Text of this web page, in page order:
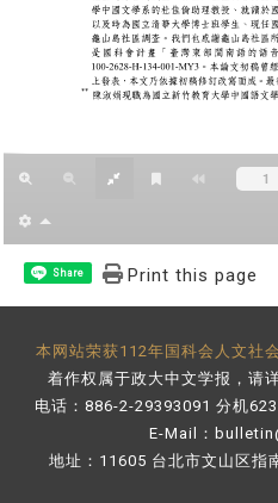
Share Print this page
本网站荣获112年国科会人文社
着作权属于政大中文学报，请
电话：886-2-29393091 分机
E-Mail：
地址：11605 台北市文山区指